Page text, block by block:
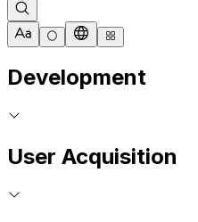
Development
User Acquisition